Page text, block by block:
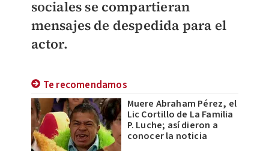
sociales se compartieran
mensajes de despedida para el
actor.
Te recomendamos
Muere Abraham Pérez, el
Lic Cortillo de La Familia
P. Luche; así dieron a
conocer la noticia